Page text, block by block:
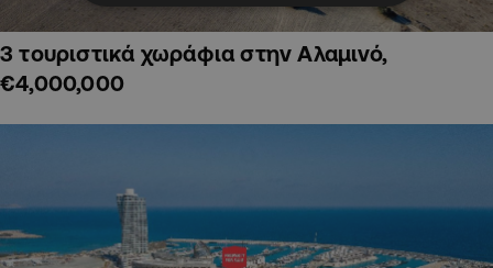
3 τουριστικά χωράφια στην Αλαμινό,
€4,000,000